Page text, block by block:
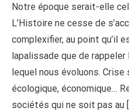
Notre époque serait-elle
L’Histoire ne cesse de
complexifier, au point qu’il
lapalissade que de
lequel nous évoluons.
écologique, économique…
sociétés qui ne soit pas au